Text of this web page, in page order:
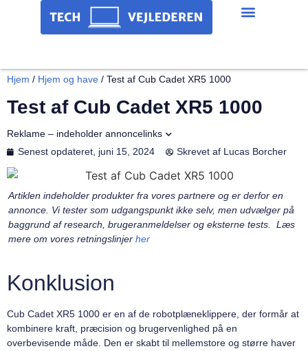
Hjem / Hjem og have / Test af Cub Cadet XR5 1000
Test af Cub Cadet XR5 1000
Senest opdateret, juni 15, 2024 Skrevet af Lucas Borcher
Reklame – indeholder annoncelinks
Artiklen indeholder produkter fra vores partnere og er derfor en
annonce. Vi tester som udgangspunkt ikke selv, men udvælger på
baggrund af research, brugeranmeldelser og eksterne tests. Læs
mere om vores retningslinjer her
Konklusion
Cub Cadet XR5 1000 er en af de robotplæneklippere, der formår at
kombinere kraft, præcision og brugervenlighed på en
overbevisende måde. Den er skabt til mellemstore og større haver